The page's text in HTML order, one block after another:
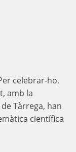
celebrar-ho,
amb la
Tàrrega, han
científica